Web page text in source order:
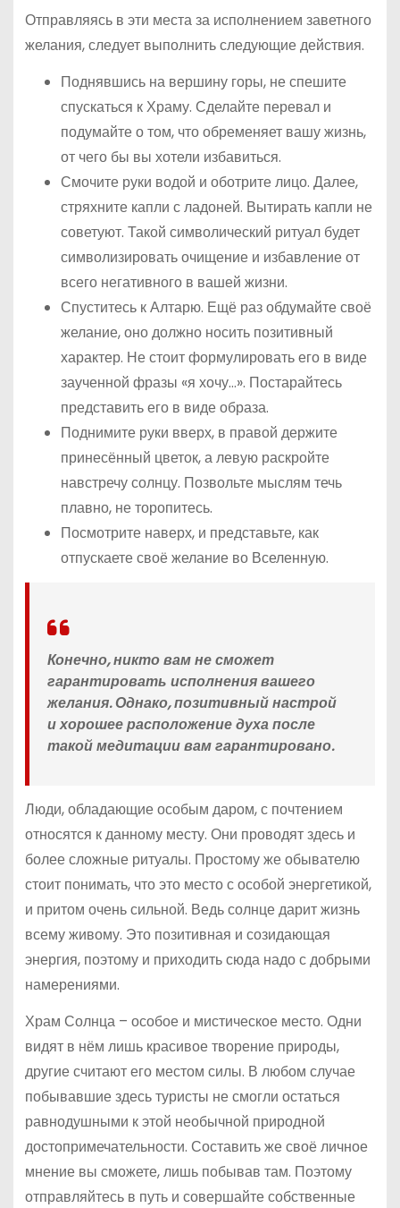
Отправляясь в эти места за исполнением заветного
желания, следует выполнить следующие действия.
Поднявшись на вершину горы, не спешите
спускаться к Храму. Сделайте перевал и
подумайте о том, что обременяет вашу жизнь,
от чего бы вы хотели избавиться.
Смочите руки водой и оботрите лицо. Далее,
стряхните капли с ладоней. Вытирать капли не
советуют. Такой символический ритуал будет
символизировать очищение и избавление от
всего негативного в вашей жизни.
Спуститесь к Алтарю. Ещё раз обдумайте своё
желание, оно должно носить позитивный
характер. Не стоит формулировать его в виде
заученной фразы «я хочу…». Постарайтесь
представить его в виде образа.
Поднимите руки вверх, в правой держите
принесённый цветок, а левую раскройте
навстречу солнцу. Позвольте мыслям течь
плавно, не торопитесь.
Посмотрите наверх, и представьте, как
отпускаете своё желание во Вселенную.
Конечно, никто вам не сможет
гарантировать исполнения вашего
желания. Однако, позитивный настрой
и хорошее расположение духа после
такой медитации вам гарантировано.
Люди, обладающие особым даром, с почтением
относятся к данному месту. Они проводят здесь и
более сложные ритуалы. Простому же обывателю
стоит понимать, что это место с особой энергетикой,
и притом очень сильной. Ведь солнце дарит жизнь
всему живому. Это позитивная и созидающая
энергия, поэтому и приходить сюда надо с добрыми
намерениями.
Храм Солнца – особое и мистическое место. Одни
видят в нём лишь красивое творение природы,
другие считают его местом силы. В любом случае
побывавшие здесь туристы не смогли остаться
равнодушными к этой необычной природной
достопримечательности. Составить же своё личное
мнение вы сможете, лишь побывав там. Поэтому
отправляйтесь в путь и совершайте собственные